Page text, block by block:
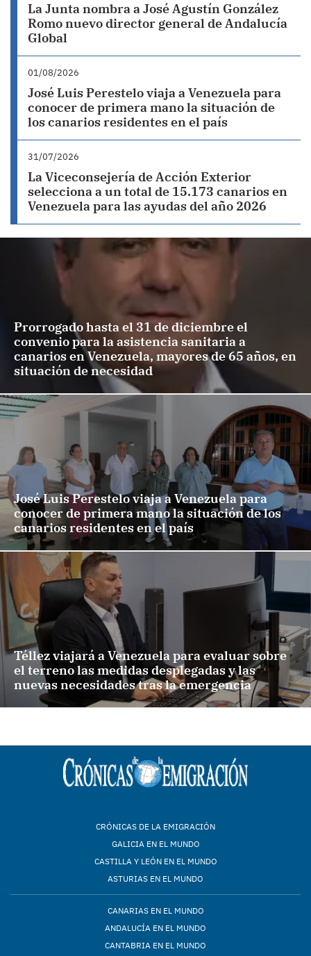
La Junta nombra a José Agustín González
Romo nuevo director general de Andalucía
Global
01/08/2026
José Luis Perestelo viaja a Venezuela para
conocer de primera mano la situación de
los canarios residentes en el país
31/07/2026
La Viceconsejería de Acción Exterior
selecciona a un total de 15.173 canarios en
Venezuela para las ayudas del año 2026
Prorrogado hasta el 31 de diciembre el
convenio para la asistencia sanitaria a
canarios en Venezuela, mayores de 65 años, en
situación de necesidad
José Luis Perestelo viaja a Venezuela para
conocer de primera mano la situación de los
canarios residentes en el país
Téllez viajará a Venezuela para evaluar sobre
el terreno las medidas desplegadas y las
nuevas necesidades tras la emergencia
CRÓNICAS DE LA EMIGRACIÓN
GALICIA EN EL MUNDO
CASTILLA Y LEÓN EN EL MUNDO
ASTURIAS EN EL MUNDO
CANARIAS EN EL MUNDO
ANDALUCÍA EN EL MUNDO
CANTABRIA EN EL MUNDO